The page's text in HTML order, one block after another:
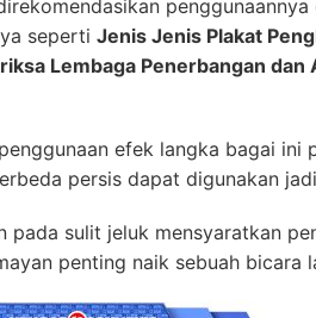
penggunaannya
seperti Jenis Jenis Plakat
Lembaga Penerbangan dan
efek langka bagai ini
persis dapat digunakan
sulit jeluk mensyaratkan
penting naik sebuah bicara